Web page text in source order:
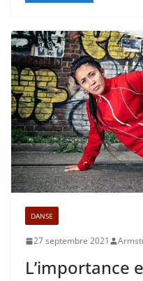
DANSE
27 septembre 2021
L’importance